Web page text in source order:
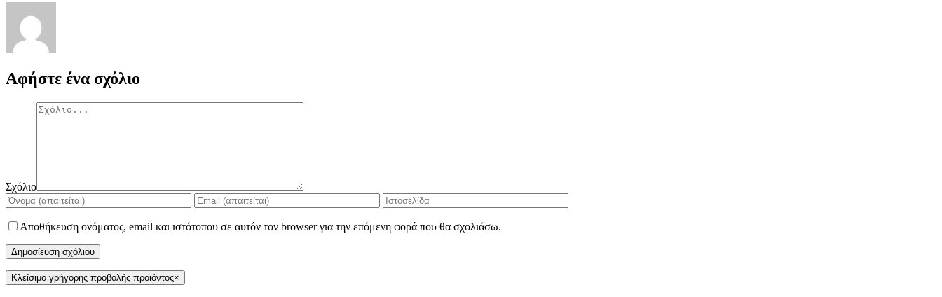
Αφήστε ένα σχόλιο
Σχόλιο
Αποθήκευση ονόματος, email και ιστότοπου σε αυτόν τον browser για την επόμενη φορά που θα σχολιάσω.
Κλείσιμο γρήγορης προβολής προϊόντος×